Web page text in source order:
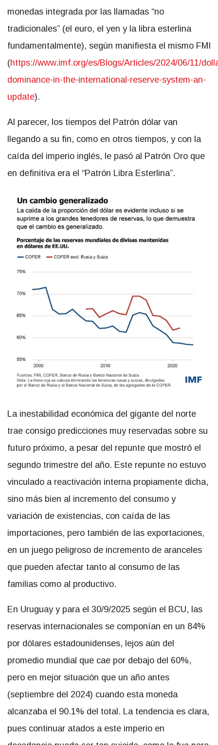
monedas integrada por las llamadas “no
tradicionales” (el euro, el yen y la libra esterlina
fundamentalmente), según manifiesta el mismo FMI
(https://www.imf.org/es/Blogs/Articles/2024/06/11/
dominance-in-the-international-reserve-system-an-
update).
Al parecer, los tiempos del Patrón dólar van
llegando a su fin, como en otros tiempos, y con la
caída del imperio inglés, le pasó al Patrón Oro que
en definitiva era el “Patrón Libra Esterlina”.
La inestabilidad económica del gigante del norte
trae consigo predicciones muy reservadas sobre su
futuro próximo, a pesar del repunte que mostró el
segundo trimestre del año. Este repunte no estuvo
vinculado a reactivación interna propiamente dicha,
sino más bien al incremento del consumo y
variación de existencias, con caída de las
importaciones, pero también de las exportaciones,
en un juego peligroso de incremento de aranceles
que pueden afectar tanto al consumo de las
familias como al productivo.
En Uruguay y para el 30/9/2025 según el BCU, las
reservas internacionales se componían en un 84%
por dólares estadounidenses, lejos aún del
promedio mundial que cae por debajo del 60%,
pero en mejor situación que un año antes
(septiembre del 2024) cuando esta moneda
alcanzaba el 90.1% del total. La tendencia es clara,
pues continuar atados a este imperio en